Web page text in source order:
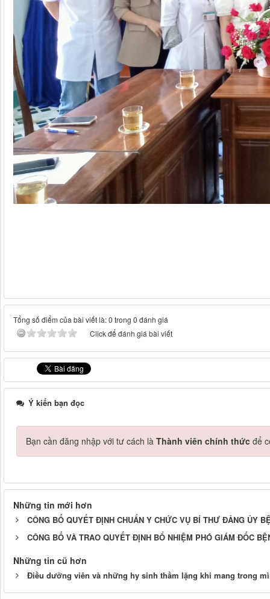
Tổng số điểm của bài viết là: 0 trong 0 đánh giá
Click để đánh giá bài viết
Ý kiến bạn đọc
Bạn cần đăng nhập với tư cách là Thành viên chính thức để
Những tin mới hơn
CÔNG BỐ QUYẾT ĐỊNH CHUẨN Y CHỨC VỤ BÍ THƯ ĐẢNG ỦY
CÔNG BỐ VÀ TRAO QUYẾT ĐỊNH BỔ NHIỆM PHÓ GIÁM ĐỐC
Những tin cũ hơn
Điều dưỡng viên và những hy sinh thầm lặng khi mang trong